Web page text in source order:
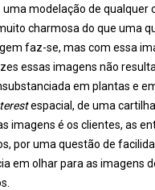
modelação de qualquer
charmosa do que uma
faz-se, mas com essa
essas imagens não
em plantas e
espacial, de uma
imagens é os clientes, as
por uma questão de
em olhar para as imagens